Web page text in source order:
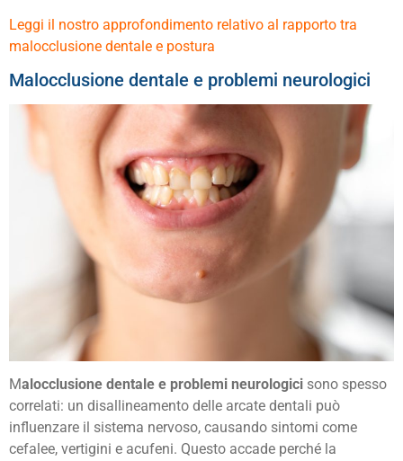
Leggi il nostro approfondimento relativo al rapporto tra
malocclusione dentale e postura
Malocclusione dentale e problemi neurologici
Malocclusione dentale e problemi neurologici sono spesso
correlati: un disallineamento delle arcate dentali può
influenzare il sistema nervoso, causando sintomi come
cefalee, vertigini e acufeni. Questo accade perché la